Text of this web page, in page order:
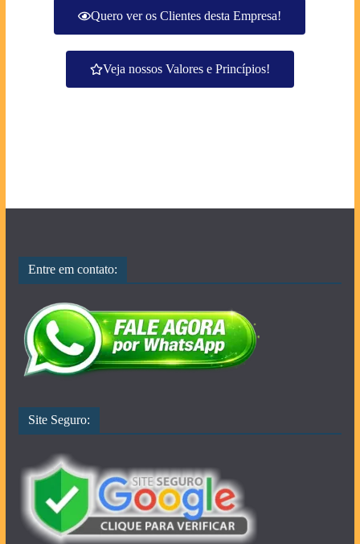
Quero ver os Clientes desta Empresa!
Veja nossos Valores e Princípios!
Entre em contato:
Site Seguro: